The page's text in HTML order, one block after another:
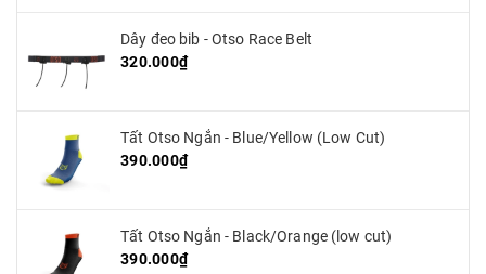
Dây đeo bib - Otso Race Belt
320.000₫
Tất Otso Ngắn - Blue/Yellow (Low Cut)
390.000₫
Tất Otso Ngắn - Black/Orange (low cut)
390.000₫